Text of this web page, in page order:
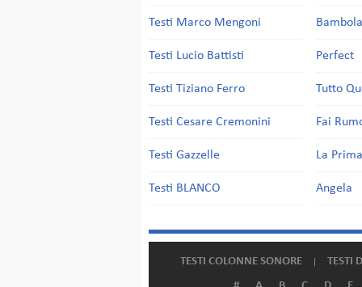
Testi Marco Mengoni
Testi Lucio Battisti
Testi Tiziano Ferro
Testi Cesare Cremonini
Testi Gazzelle
Testi BLANCO
Bambola
Perfect
Tutto
Fai
La
Angela
TESTI COLONNE SONORE TESTI